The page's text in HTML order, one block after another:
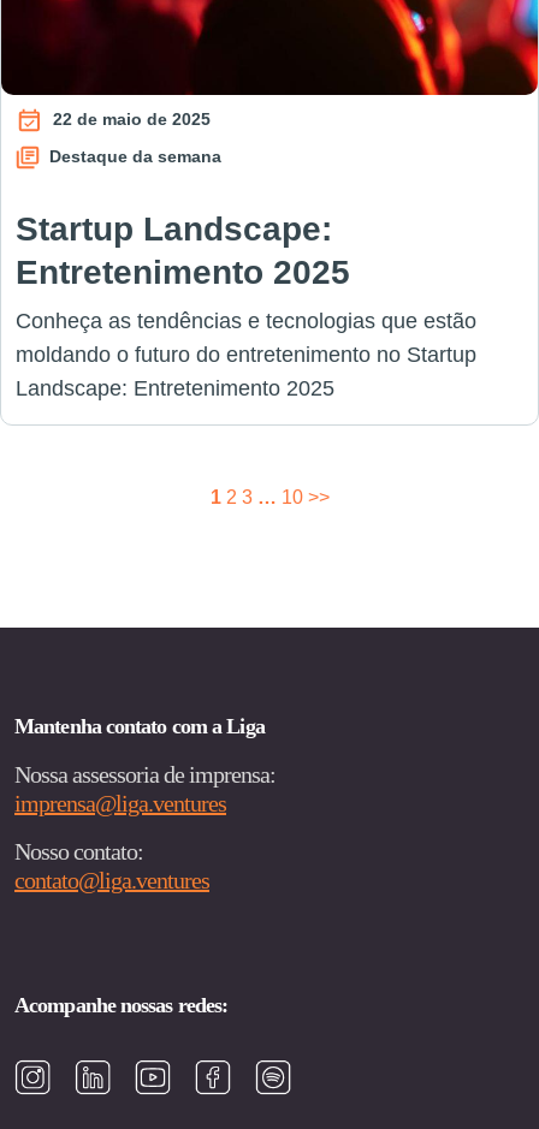
22 de maio de 2025
Destaque da semana
Startup Landscape:
Entretenimento 2025
Conheça as tendências e tecnologias que estão
moldando o futuro do entretenimento no Startup
Landscape: Entretenimento 2025
Paginação
1 2 3 … 10 >>
Mantenha contato com a Liga
Nossa assessoria de imprensa:
imprensa@liga.ventures
Nosso contato:
contato@liga.ventures
Acompanhe nossas redes: